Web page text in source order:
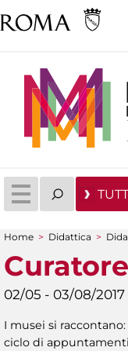
Tu sei qui
Home > Didattica >
02/05 - 03/08/2017
I musei si
ciclo di appuntamenti